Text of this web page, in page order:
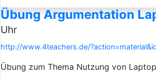
Übung Argumentation
Uhr
http://www.4teachers.de/
Übung zum Thema Nutzung von